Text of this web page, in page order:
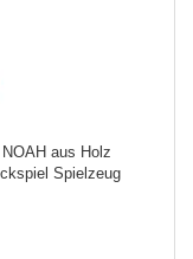
aus Holz
Spielzeug